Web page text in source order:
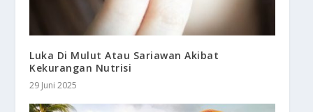
Luka Di Mulut Atau Sariawan Akibat
Kekurangan Nutrisi
29 Juni 2025